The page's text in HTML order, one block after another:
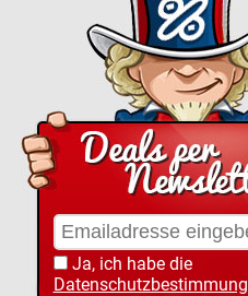
Ja, ich habe die
Datenschutzbestimmung